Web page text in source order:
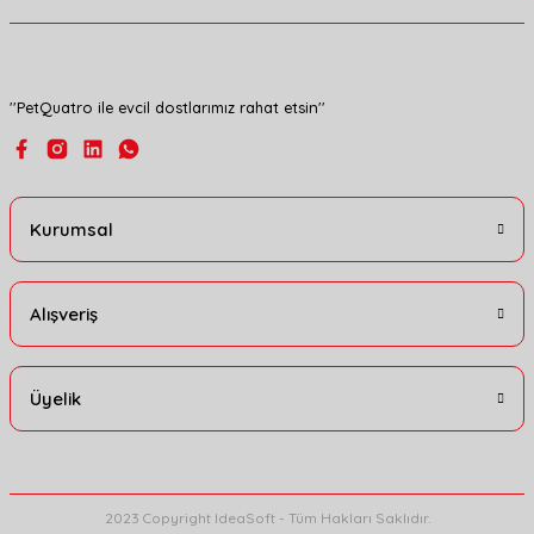
''PetQuatro ile evcil dostlarımız rahat etsin''
Kurumsal
Alışveriş
Üyelik
2023 Copyright IdeaSoft - Tüm Hakları Saklıdır.